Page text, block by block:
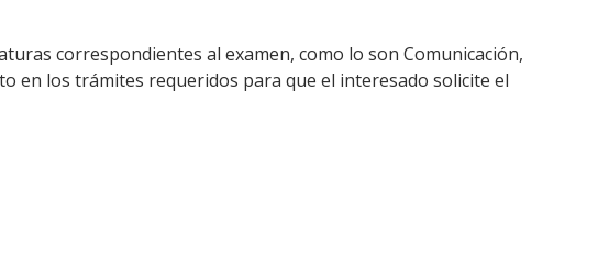
correspondientes al examen, como lo son Comunicación,
en los trámites requeridos para que el interesado solicite el